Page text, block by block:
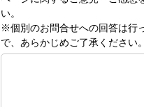
い。
※個別のお問合せへの回答は行